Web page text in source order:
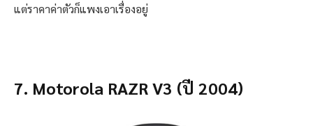
แต่ราคาค่าตัวก็แพงเอาเรื่องอยู่
7. Motorola RAZR V3 (ปี 2004)